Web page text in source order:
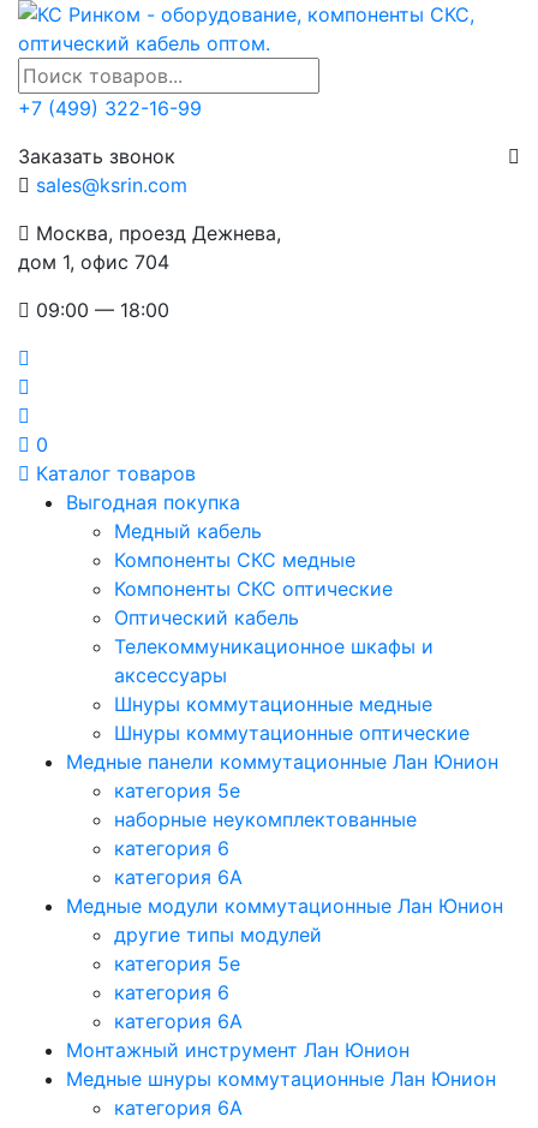
+7 (499) 322-16-99
Заказать звонок
sales@ksrin.com
Москва, проезд Дежнева,
дом 1, офис 704
09:00 — 18:00
0
Каталог товаров
Выгодная покупка
Медный кабель
Компоненты СКС медные
Компоненты СКС оптические
Оптический кабель
Телекоммуникационное шкафы и
аксессуары
Шнуры коммутационные медные
Шнуры коммутационные оптические
Медные панели коммутационные Лан Юнион
категория 5e
наборные неукомплектованные
категория 6
категория 6A
Медные модули коммутационные Лан Юнион
другие типы модулей
категория 5е
категория 6
категория 6A
Монтажный инструмент Лан Юнион
Медные шнуры коммутационные Лан Юнион
категория 6A